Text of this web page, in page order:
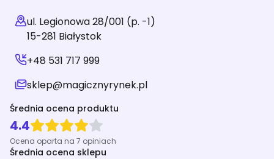
ul. Legionowa 28/001 (p. -1)
15-281 Białystok
+48 531 717 999
sklep@magicznyrynek.pl
Średnia ocena produktu
4.4
Ocena oparta na 7 opiniach
Średnia ocena sklepu